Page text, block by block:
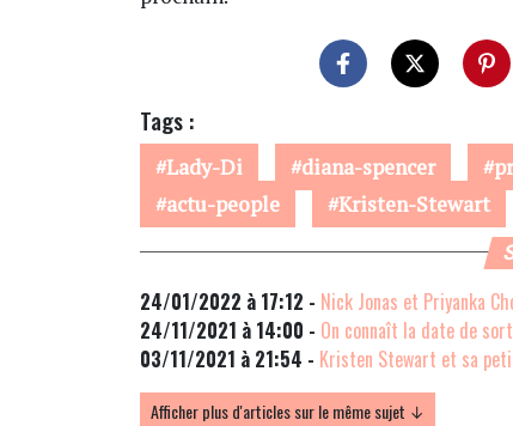
Tags :
Lady-Di diana-spencer
actu-people
Kristen-Stewart
24/01/2022 à 17:12 - Nick Jonas et Priyanka
24/11/2021 à 14:00 - On connaît la date de
03/11/2021 à 21:54 - Kristen Stewart et sa
Afficher plus d'articles sur le même sujet ↓